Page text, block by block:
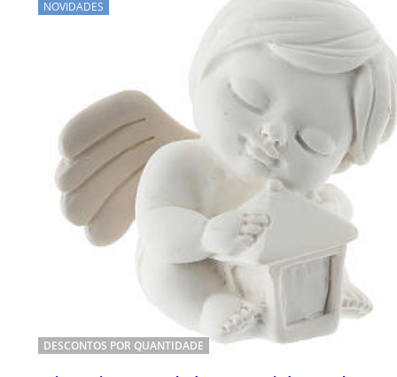
NOVIDADES
DESCONTOS POR QUANTIDADE